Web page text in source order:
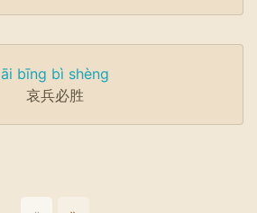
āi bīng bì shèng
哀兵必胜